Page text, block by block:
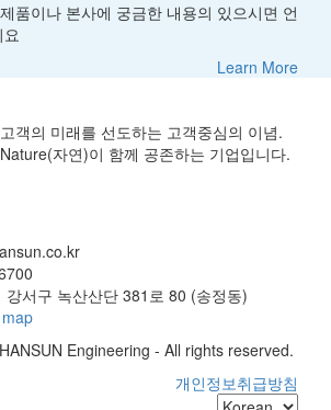
품이나 본사에 궁금한 내용의 있으시면 언
Learn More
객의 미래를 선도하는 고객중심의 이념.
자연)이 함께 공존하는 기업입니다.
강서구 녹산산단 381로 80 (송정동)
Engineering - All rights reserved.
개인정보취급방침